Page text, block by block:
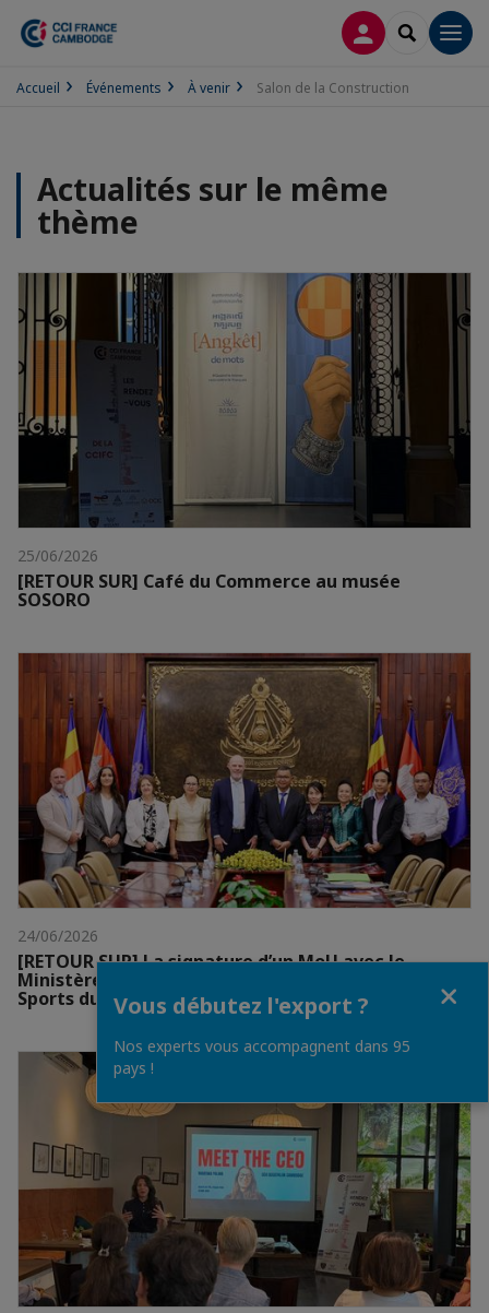
CONNEXION
Accueil Événements À venir Salon de la Construction
Actualités sur le même
thème
25/06/2026
[RETOUR SUR] Café du Commerce au musée
SOSORO
24/06/2026
[RETOUR SUR] La signature d’un MoU avec le
Ministère de l’Éducation, de la Jeunesse et des
Sports du Royaume du Cambodge
Vous débutez l'export ?
Nos experts vous accompagnent dans 95
pays !